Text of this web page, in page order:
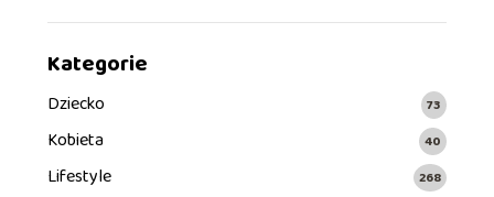
Kategorie
Dziecko 73
Kobieta 40
Lifestyle 268